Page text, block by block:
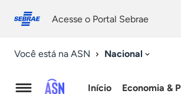
conosco
Acesse o Portal Sebrae
Você está na ASN Nacional
Início Economia &